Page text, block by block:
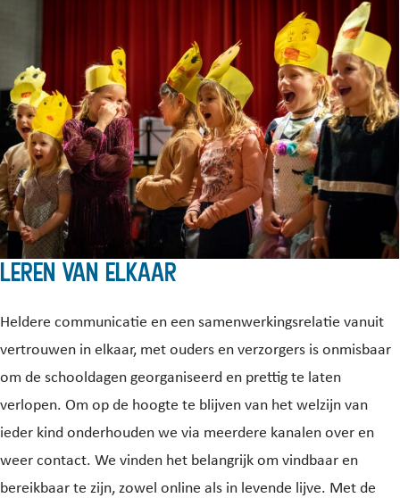
Leren van elkaar
Heldere communicatie en een samenwerkingsrelatie vanuit
vertrouwen in elkaar, met ouders en verzorgers is onmisbaar
om de schooldagen georganiseerd en prettig te laten
verlopen. Om op de hoogte te blijven van het welzijn van
ieder kind onderhouden we via meerdere kanalen over en
weer contact. We vinden het belangrijk om vindbaar en
bereikbaar te zijn, zowel online als in levende lijve. Met de